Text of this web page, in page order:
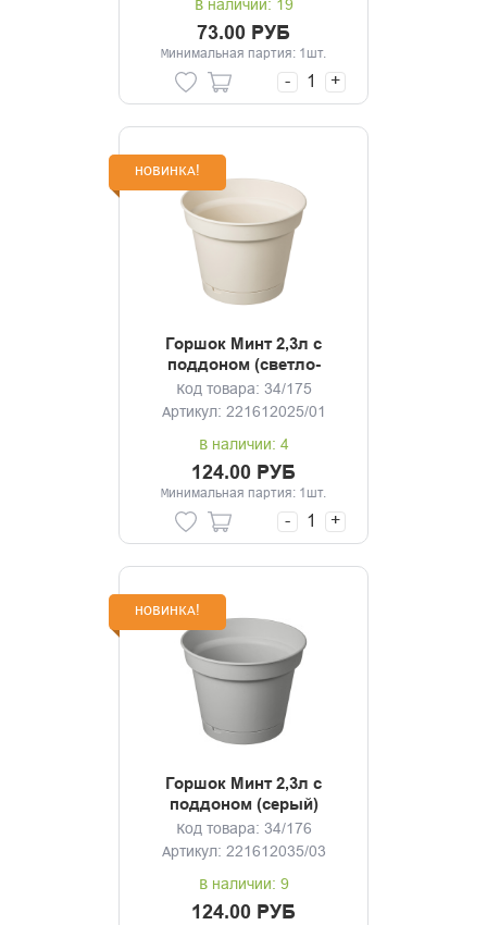
В наличии: 19
73.00 РУБ
Минимальная партия: 1шт.
- +
НОВИНКА!
Горшок Минт 2,3л с
поддоном (светло-
бежевый)
Код товара: 34/175
Артикул: 221612025/01
В наличии: 4
124.00 РУБ
Минимальная партия: 1шт.
- +
НОВИНКА!
Горшок Минт 2,3л с
поддоном (серый)
Код товара: 34/176
Артикул: 221612035/03
В наличии: 9
124.00 РУБ